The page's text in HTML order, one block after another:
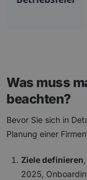
Was muss
beachten?
Bevor Sie sich in
Planung einer
Ziele definieren
2025,